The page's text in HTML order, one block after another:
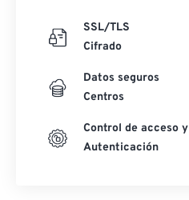
SSL/TLS
Cifrado
Datos seguros
Centros
Control de acceso y
Autenticación